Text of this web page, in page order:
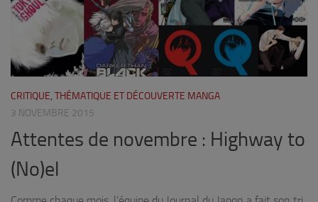
CRITIQUE, THÉMATIQUE ET DÉCOUVERTE MANGA
3 NOVEMBRE 2015
Attentes de novembre : Highway to
(No)el